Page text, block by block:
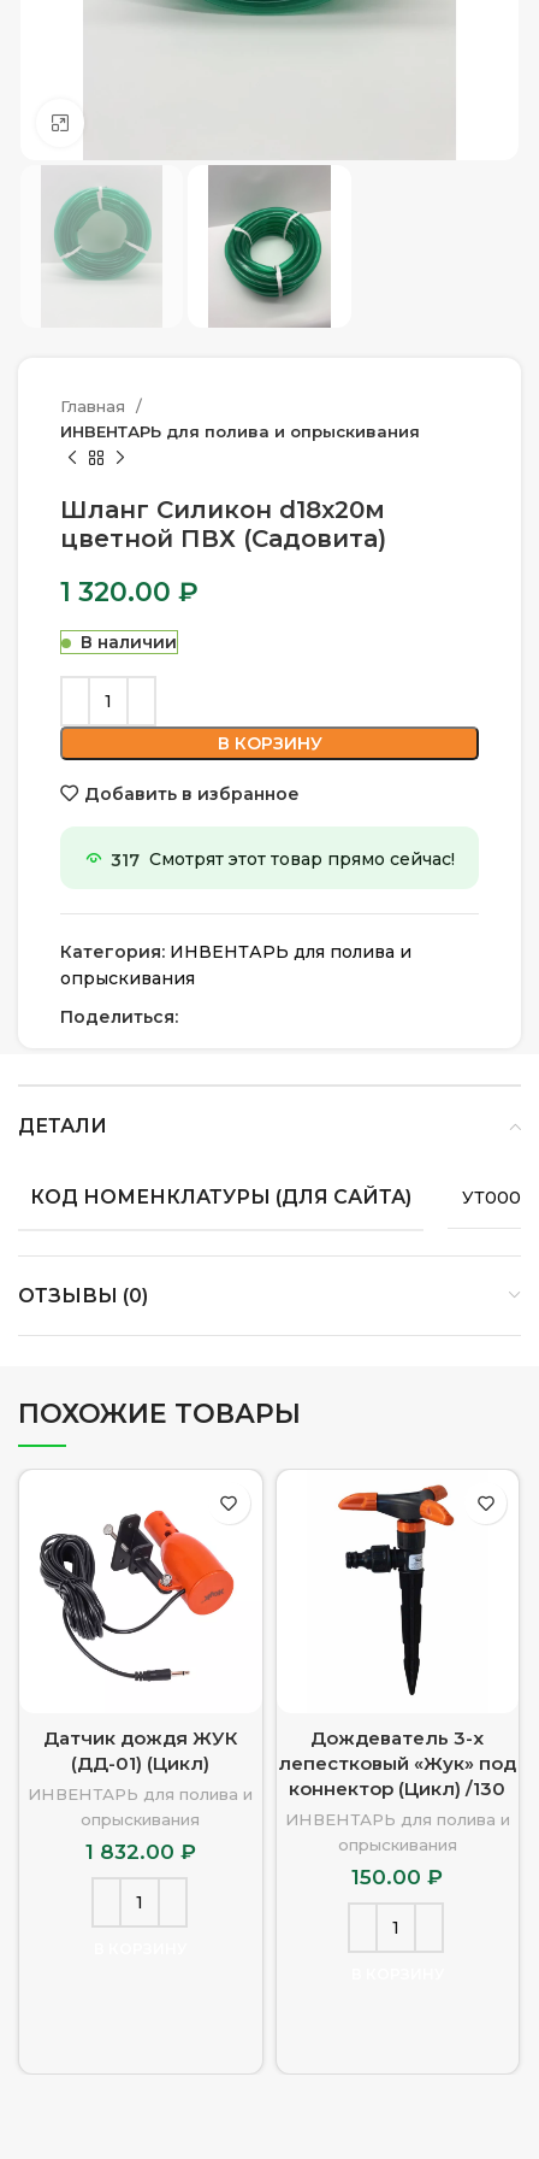
Главная
ИНВЕНТАРЬ для полива и опрыскивания
Шланг Силикон d18х20м
цветной ПВХ (Садовита)
1 320.00 ₽
В наличии
В КОРЗИНУ
Добавить в избранное
317 Смотрят этот товар прямо сейчас!
Категория: ИНВЕНТАРЬ для полива и
опрыскивания
Поделиться:
ДЕТАЛИ
КОД НОМЕНКЛАТУРЫ (ДЛЯ САЙТА)
ОТЗЫВЫ (0)
ПОХОЖИЕ ТОВАРЫ
Датчик дождя ЖУК
(ДД-01) (Цикл)
ИНВЕНТАРЬ для полива и
опрыскивания
1 832.00 ₽
Дождеватель 3-х
лепестковый «Жук» под
коннектор (Цикл) /130
ИНВЕНТАРЬ для полива и
опрыскивания
150.00₽